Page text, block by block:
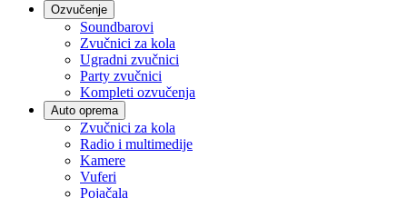
Ozvučenje
Soundbarovi
Zvučnici za kola
Ugradni zvučnici
Party zvučnici
Kompleti ozvučenja
Auto oprema
Zvučnici za kola
Radio i multimedije
Kamere
Vuferi
Pojačala